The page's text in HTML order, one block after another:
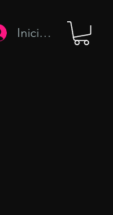
Iniciar sesión